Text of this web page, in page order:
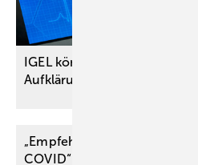
IGEL können mehr schaden
Aufklärung über
„Empfehlung für die
COVID“ der